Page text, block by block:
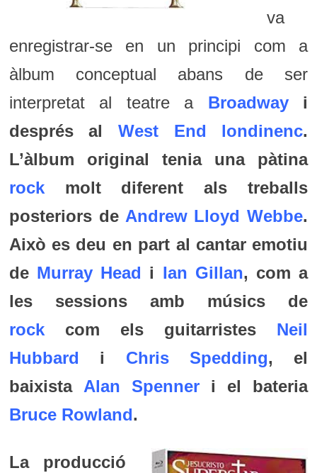
va
enregistrar-se en un principi com a
àlbum conceptual abans de ser
interpretat al teatre a Broadwayi
després al West End londinenc.
L’àlbum original tenia una pàtina
rockmolt diferent als treballs
posteriors de Andrew Lloyd Webbe.
Això es deu en part al cantar emotiu
de Murray Head i Ian Gillan, com a
les sessions amb músics de
rockcom els guitarristes Neil
Hubbard i Chris Spedding, el
baixista Alan Spenner
i el bateria
Bruce Rowland.
La producció